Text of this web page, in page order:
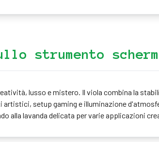
strumento
lusso e mistero. Il viola combina la
setup gaming e illuminazione
alla lavanda delicata per varie applicazioni